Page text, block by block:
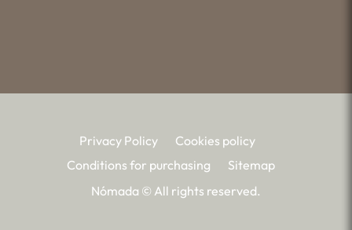
Privacy Policy
Cookies policy
Conditions for purchasing
Sitemap
Nómada © All rights reserved.